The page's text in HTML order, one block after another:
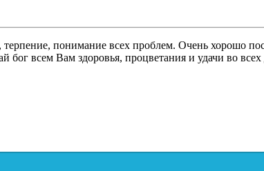
понимание всех проблем. Очень хорошо
всем Вам здоровья, процветания и удачи во всех